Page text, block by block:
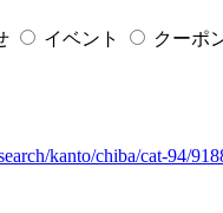
イベント
クーポ
kanto/chiba/cat-94/